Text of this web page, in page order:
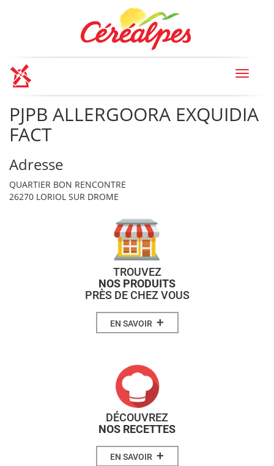
Toggle
PJPB ALLERGOORA EXQUIDIA
FACT
Adresse
QUARTIER BON RENCONTRE
26270 LORIOL SUR DROME
TROUVEZ
NOS PRODUITS
PRÈS DE CHEZ VOUS
EN SAVOIR +
DÉCOUVREZ
NOS RECETTES
EN SAVOIR +